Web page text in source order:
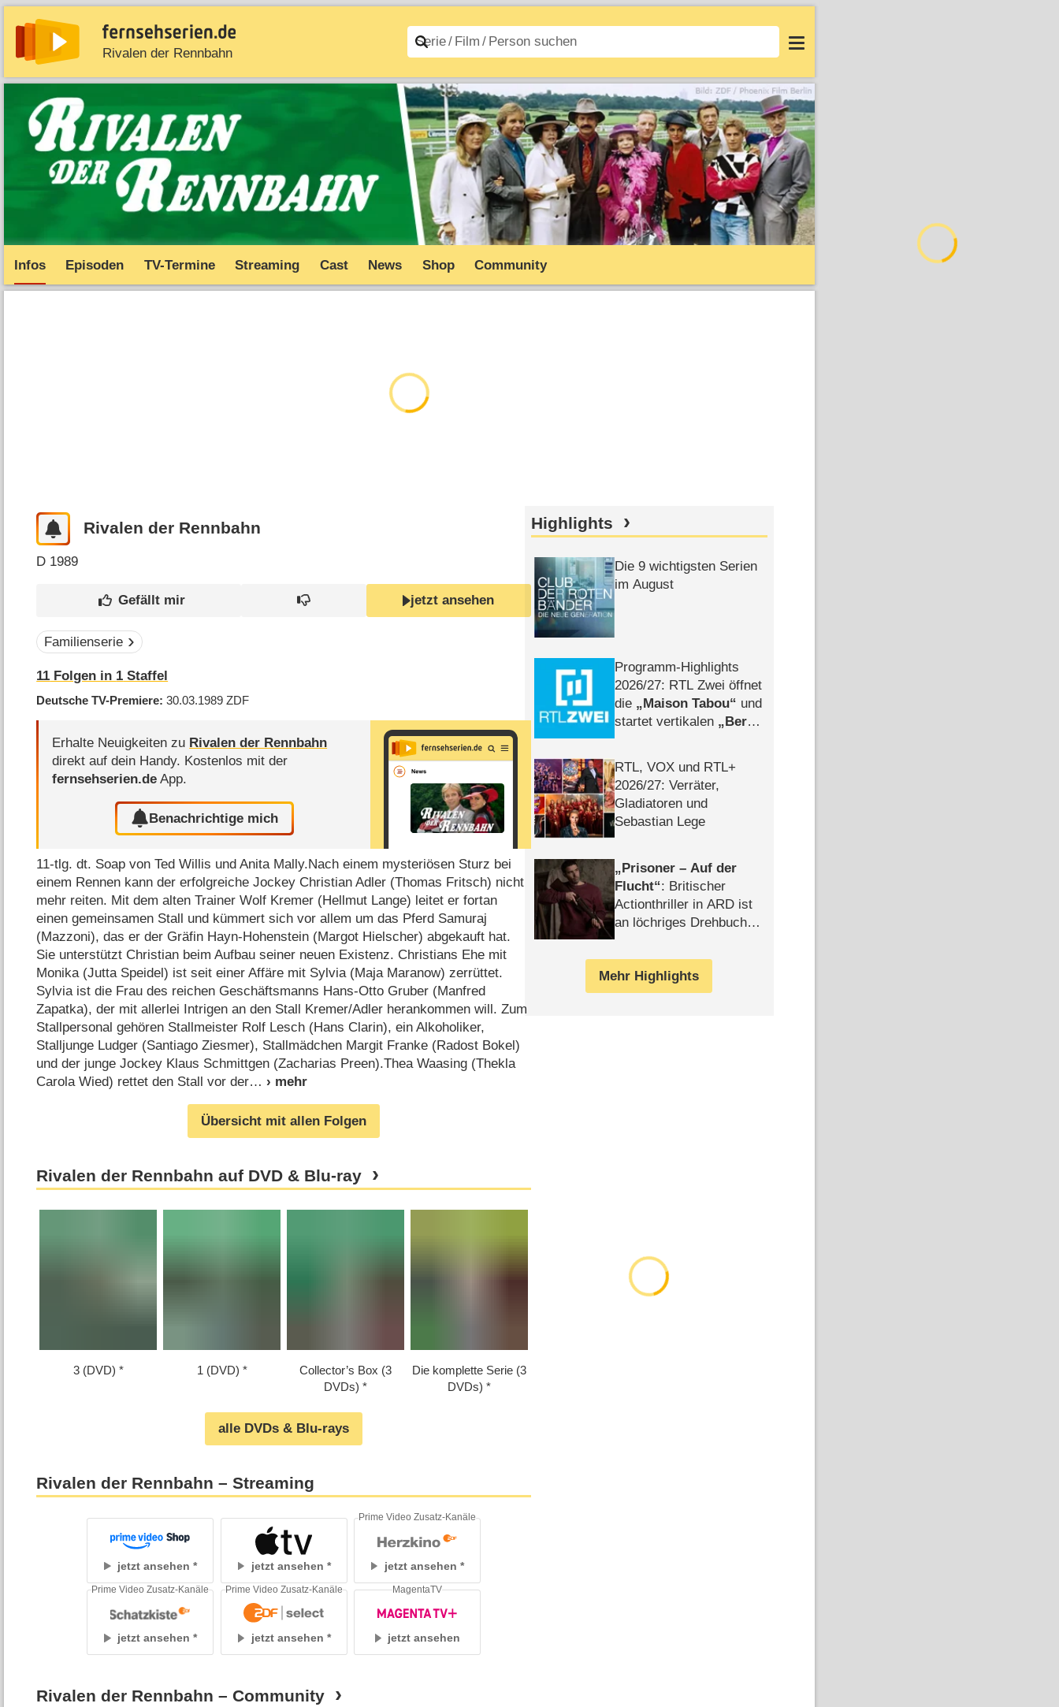
Rivalen der Rennbahn
News Entdecken Streaming Filme A–Z Login
Infos Episoden TV-Termine Streaming Cast News Shop Community
Rivalen der Rennbahn
D 1989
jetzt ansehen
Familienserie
11 Folgen in 1 Staffel
Deutsche TV-Premiere 30.03.1989ZDF
Erhalte Neuigkeiten zu Rivalen der Rennbahn
direkt auf dein Handy. Kostenlos mit der
fernsehserien.de App.
Benachrichtige mich
11-tlg. dt. Soap von Ted Willis und Anita Mally.Nach einem mysteriösen Sturz bei
einem Rennen kann der erfolgreiche Jockey Christian Adler (Thomas Fritsch) nicht
mehr reiten. Mit dem alten Trainer Wolf Kremer (Hellmut Lange) leitet er fortan
einen gemeinsamen Stall und kümmert sich vor allem um das Pferd Samuraj
(Mazzoni), das er der Gräfin Hayn-Hohenstein (Margot Hielscher) abgekauft hat.
Sie unterstützt Christian beim Aufbau seiner neuen Existenz. Christians Ehe mit
Monika (Jutta Speidel) ist seit einer Affäre mit Sylvia (Maja Maranow) zerrüttet.
Sylvia ist die Frau des reichen Geschäftsmanns Hans-Otto Gruber (Manfred
Zapatka), der mit allerlei Intrigen an den Stall Kremer/​​Adler herankommen will. Zum
Stallpersonal gehören Stallmeister Rolf Lesch (Hans Clarin), ein Alkoholiker,
Stalljunge Ludger (Santiago Ziesmer), Stallmädchen Margit Franke (Radost Bokel)
und der junge Jockey Klaus Schmittgen (Zacharias Preen).Thea Waasing (Thekla
Carola Wied) rettet den Stall vor der
Übersicht mit allen Folgen
Rivalen der Rennbahn auf DVD & Blu-ray
3 (DVD) 1 (DVD)
Collector’s Box (3
DVDs)
Die komplette Serie (3
DVDs)
alle DVDs & Blu-rays
Rivalen der Rennbahn – Streaming
jetzt ansehen jetzt ansehen jetzt ansehen
Prime Video Zusatz-Kanäle
jetzt ansehen
Prime Video Zusatz-Kanäle
jetzt ansehen
Prime Video Zusatz-Kanäle
jetzt ansehen
MagentaTV
Rivalen der Rennbahn – Community
Highlights
Die 9 wichtigsten Serien
im August
Programm-Highlights
2026/​27: RTL Zwei öffnet
die
Maison Tabou
und
startet vertikalen
Berlin
RTL, VOX und RTL+
2026/​27: Verräter,
Gladiatoren und
Sebastian Lege
Prisoner – Auf der
Flucht : Britischer
Actionthriller in ARD ist
an löchriges Drehbuch
Mehr Highlights